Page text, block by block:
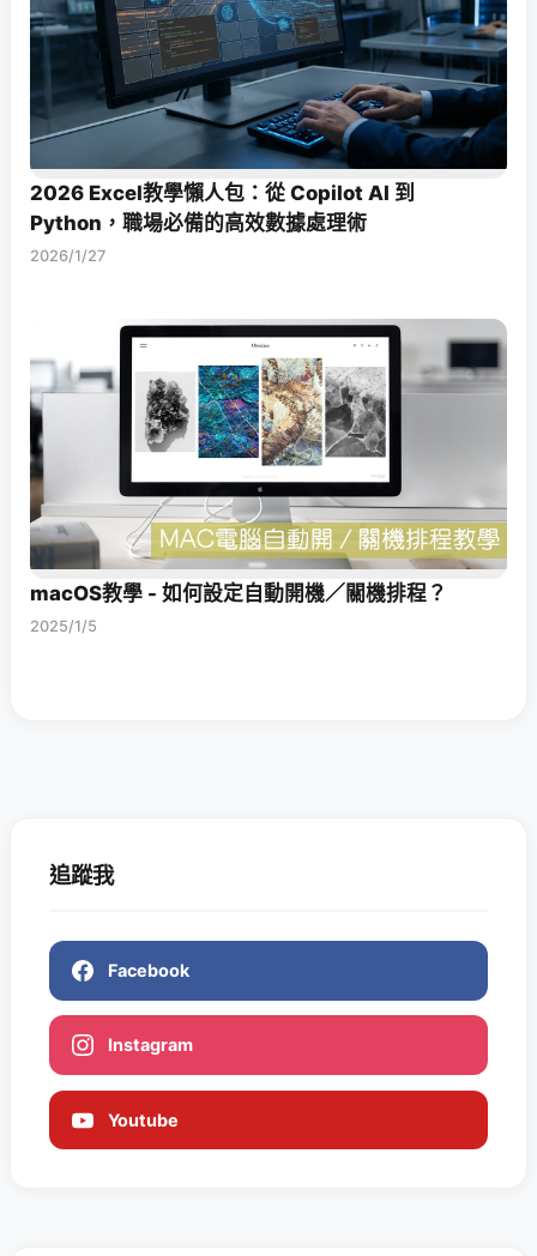
2026 Excel教學懶人包：從 Copilot AI 到
Python，職場必備的高效數據處理術
2026/1/27
macOS教學 - 如何設定自動開機／關機排程？
2025/1/5
追蹤我
Facebook
Instagram
Youtube